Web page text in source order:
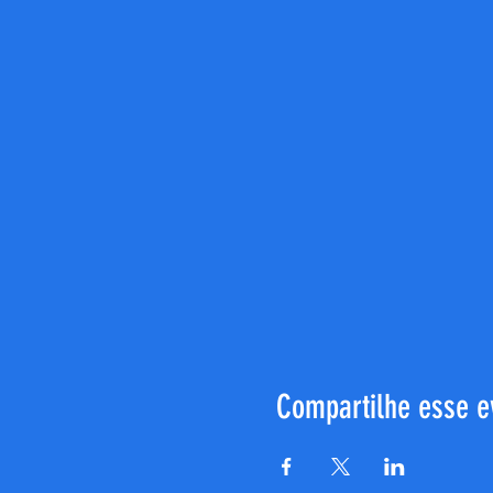
Compartilhe esse